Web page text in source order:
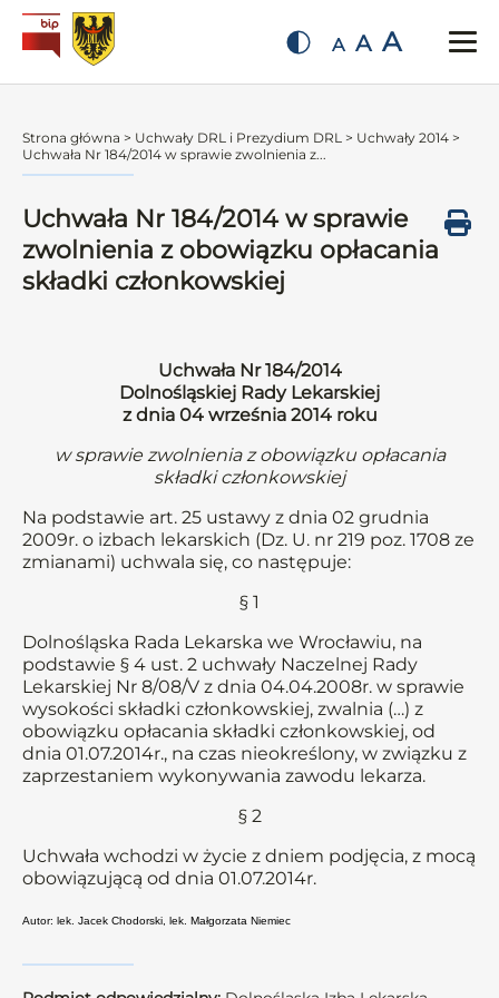
A A A
Strona główna > Uchwały DRL i Prezydium DRL > Uchwały 2014 >
Uchwała Nr 184/2014 w sprawie zwolnienia z...
Uchwała Nr 184/2014 w sprawie
zwolnienia z obowiązku opłacania
składki członkowskiej
Uchwała Nr 184/2014
Dolnośląskiej Rady Lekarskiej
z dnia 04 września 2014 roku
w sprawie zwolnienia z obowiązku opłacania
składki członkowskiej
Na podstawie art. 25 ustawy z dnia 02 grudnia
2009r. o izbach lekarskich (Dz. U. nr 219 poz. 1708 ze
zmianami) uchwala się, co następuje:
§ 1
Dolnośląska Rada Lekarska we Wrocławiu, na
podstawie § 4 ust. 2 uchwały Naczelnej Rady
Lekarskiej Nr 8/08/V z dnia 04.04.2008r. w sprawie
wysokości składki członkowskiej, zwalnia (…) z
obowiązku opłacania składki członkowskiej, od
dnia 01.07.2014r., na czas nieokreślony, w związku z
zaprzestaniem wykonywania zawodu lekarza.
§ 2
Uchwała wchodzi w życie z dniem podjęcia, z mocą
obowiązującą od dnia 01.07.2014r.
Autor: lek. Jacek Chodorski, lek. Małgorzata Niemiec